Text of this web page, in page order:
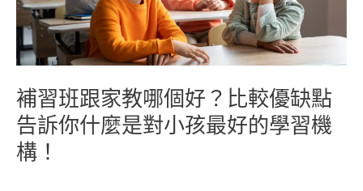
補習班跟家教哪個好？比較優缺點
告訴你什麼是對小孩最好的學習機
構！
哪
個
好？
比
較
優